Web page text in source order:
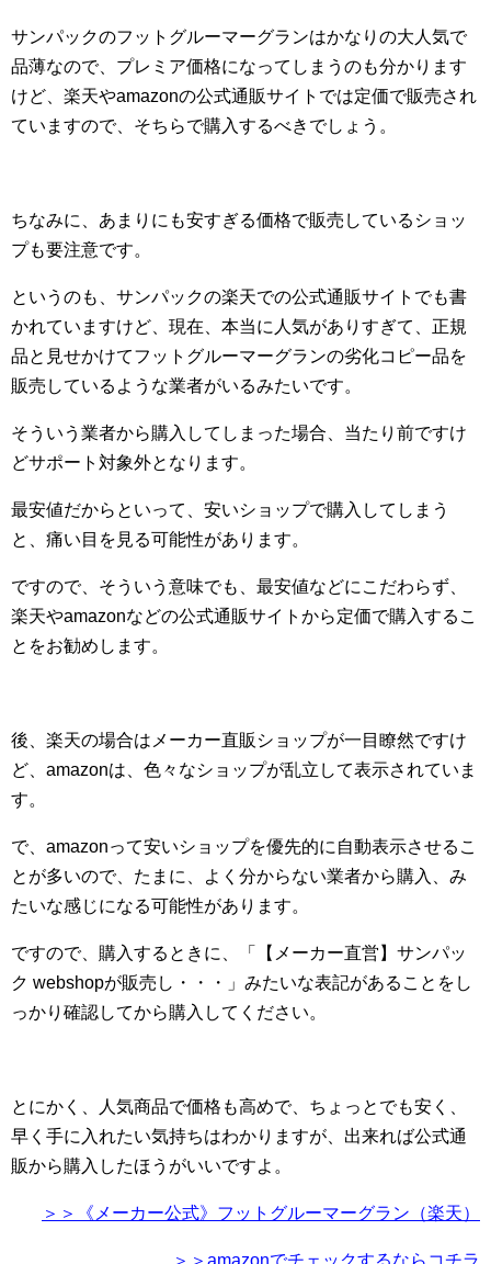
サンパックのフットグルーマーグランはかなりの大人気で
品薄なので、プレミア価格になってしまうのも分かります
けど、楽天やamazonの公式通販サイトでは定価で販売され
ていますので、そちらで購入するべきでしょう。
ちなみに、あまりにも安すぎる価格で販売しているショッ
プも要注意です。
というのも、サンパックの楽天での公式通販サイトでも書
かれていますけど、現在、本当に人気がありすぎて、正規
品と見せかけてフットグルーマーグランの劣化コピー品を
販売しているような業者がいるみたいです。
そういう業者から購入してしまった場合、当たり前ですけ
どサポート対象外となります。
最安値だからといって、安いショップで購入してしまう
と、痛い目を見る可能性があります。
ですので、そういう意味でも、最安値などにこだわらず、
楽天やamazonなどの公式通販サイトから定価で購入するこ
とをお勧めします。
後、楽天の場合はメーカー直販ショップが一目瞭然ですけ
ど、amazonは、色々なショップが乱立して表示されていま
す。
で、amazonって安いショップを優先的に自動表示させるこ
とが多いので、たまに、よく分からない業者から購入、み
たいな感じになる可能性があります。
ですので、購入するときに、「【メーカー直営】サンパッ
ク webshopが販売し・・・」みたいな表記があることをし
っかり確認してから購入してください。
とにかく、人気商品で価格も高めで、ちょっとでも安く、
早く手に入れたい気持ちはわかりますが、出来れば公式通
販から購入したほうがいいですよ。
＞＞《メーカー公式》フットグルーマーグラン（楽天）
＞＞amazonでチェックするならコチラ